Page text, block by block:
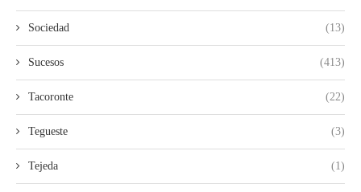
Sociedad (13)
Sucesos (413)
Tacoronte (22)
Tegueste (3)
Tejeda (1)